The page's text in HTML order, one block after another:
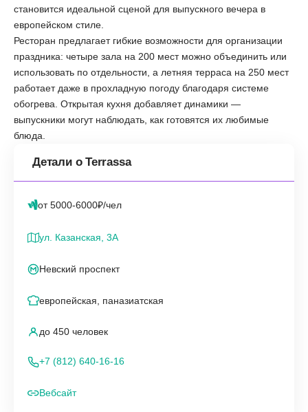
становится идеальной сценой для выпускного вечера в
европейском стиле.
Ресторан предлагает гибкие возможности для организации
праздника: четыре зала на 200 мест можно объединить или
использовать по отдельности, а летняя терраса на 250 мест
работает даже в прохладную погоду благодаря системе
обогрева. Открытая кухня добавляет динамики —
выпускники могут наблюдать, как готовятся их любимые
блюда.
Детали о Terrassa
от 5000-6000₽/чел
ул. Казанская, 3А
Невский проспект
европейская, паназиатская
до 450 человек
+7 (812) 640-16-16
Вебсайт